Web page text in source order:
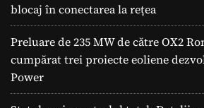
blocaj în conectarea la rețea
Preluare de 235 MW de către OX2
cumpărat trei proiecte eoliene
Power